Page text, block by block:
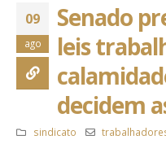
09
ago
Senado
leis
decidem
sindicato